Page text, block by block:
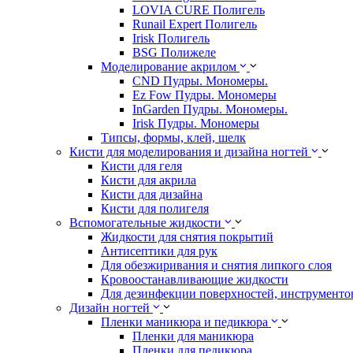
LOVIA CURE Полигель
Runail Expert Полигель
Irisk Полигель
BSG Полижеле
Моделирование акрилом
CND Пудры. Мономеры.
Ez Fow Пудры. Мономеры
InGarden Пудры. Мономеры.
Irisk Пудры. Мономеры
Типсы, формы, клей, шелк
Кисти для моделирования и дизайна ногтей
Кисти для геля
Кисти для акрила
Кисти для дизайна
Кисти для полигеля
Вспомогательные жидкости
Жидкости для снятия покрытий
Антисептики для рук
Для обезжиривания и снятия липкого слоя
Кровоостанавливающие жидкости
Для дезинфекции поверхностей,
Дизайн ногтей
Пленки маникюра и педикюра
Пленки для маникюра
Пленки для педикюра